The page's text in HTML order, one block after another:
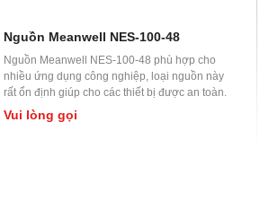
Nguồn Meanwell NES-100-48
Nguồn Meanwell NES-100-48 phù hợp cho
nhiều ứng dụng công nghiệp, loại nguồn này
rất ổn định giúp cho các thiết bị được an toàn.
Vui lòng gọi